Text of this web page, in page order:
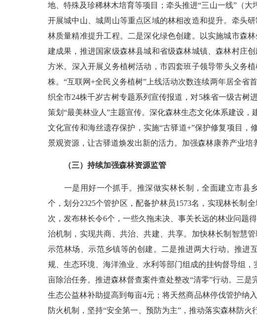
地、特殊及珍稀林木培育等项目；牵头推进“三山一线”（
开展城中山、城周山等重点区域的林相改造和提升。牵头
林质量精准提升工程。二是深化绿色创建。以实施城市森
建成果，推进国家级森林县城和省级森林城镇、森林村庄
方米。深入开展义务植树活动，市四套班子领导带头义务
株。“互联网+全民义务植树”上线活动次数连续两年居全省
织全市24株千岁古树专题系列宣传报道，对5株省一级古树
策划“最美林业人”主题宣传。深化森林生态文化体系建设，
文化宣传和海丝遗存保护，实施“古驿道+”保护修复项目，
景观资源，让古驿道焕发出新的活力。加强森林康养产业
（三）持续加强森林资源监管
一是用好一个抓手。推深做实林长制，全面建立市县
个，划分2325个管护区，配备护林员1573名，实现林长制
次，发布林长令6个，一些久拖未决、事关长远的林业问题
治机制，实现共商、共治、共建、共享。加快林长制智慧
示范林场、示范乡镇等的创建。二是推进两大行动。推进
规、生态环境、海洋渔业、水利等部门组成的挂钩督导组
亩除治任务。推进森林督查案件查处整改“清零”行动。三
生态公益林补助提高到每亩4元；将天然商品林停伐管护纳
防火机制，坚持“安全第一、预防为主”，推动落实森林防